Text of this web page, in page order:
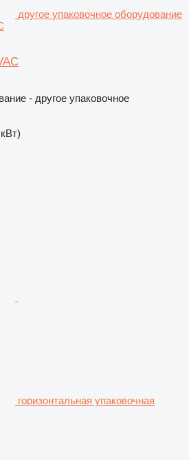
другое упаковочное оборудование
- другое упаковочное
горизонтальная упаковочная